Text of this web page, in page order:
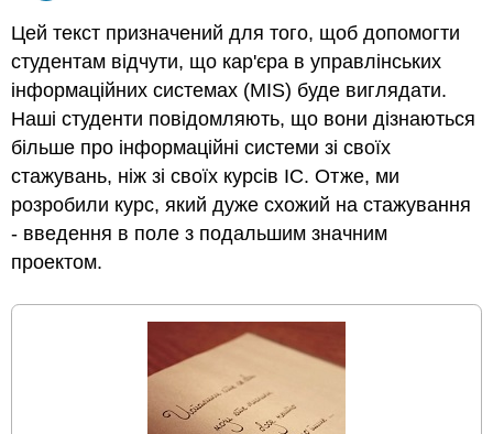
Цей текст призначений для того, щоб допомогти
студентам відчути, що кар'єра в управлінських
інформаційних системах (MIS) буде виглядати.
Наші студенти повідомляють, що вони дізнаються
більше про інформаційні системи зі своїх
стажувань, ніж зі своїх курсів ІС. Отже, ми
розробили курс, який дуже схожий на стажування
- введення в поле з подальшим значним
проектом.